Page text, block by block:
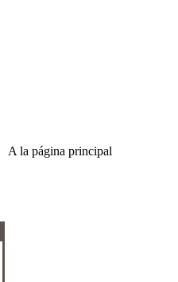
A la página principal